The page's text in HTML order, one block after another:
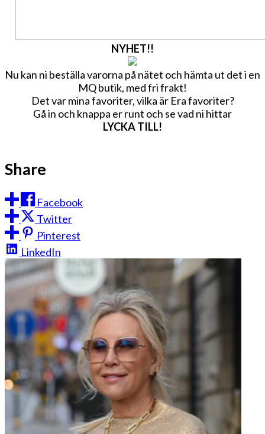
NYHET!!
Nu kan ni beställa varorna på nätet och hämta ut det i en
MQ butik, med fri frakt!
Det var mina favoriter, vilka är Era favoriter?
Gå in och knappa er runt och se vad ni hittar
LYCKA TILL!
Share
Facebook
Twitter
Pinterest
LinkedIn